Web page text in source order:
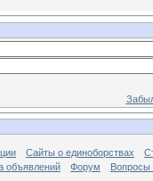
Сайты о единоборствах
объявлений
Форум Вопросы